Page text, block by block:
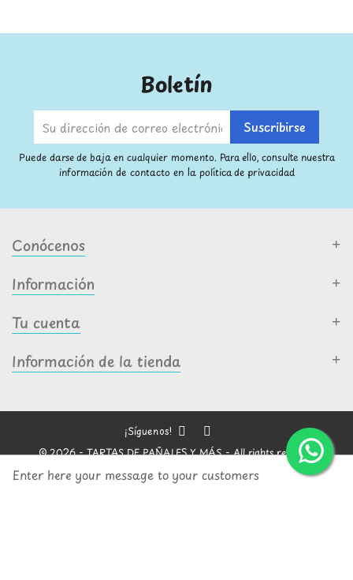
Enter here your message to your customers
Boletín
Puede darse de baja en cualquier momento. Para ello, consulte nuestra
información de contacto en la política de privacidad
Conócenos
Información
Tu cuenta
Información de la tienda
© 2026 - TARTAS DE PAÑALES Y MÁS - All rights reserved
¡Síguenos!